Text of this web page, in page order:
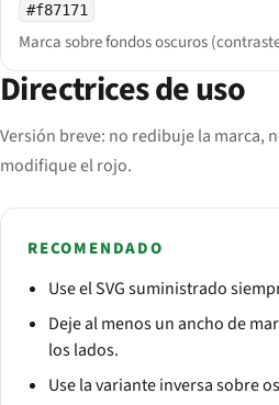
#f87171
Marca sobre fondos oscuros
Directrices de uso
Versión breve: no redibuje la marca,
modifique el rojo.
RECOMENDADO
Use el SVG suministrado
Deje al menos un ancho de
los lados.
Use la variante inversa sobre